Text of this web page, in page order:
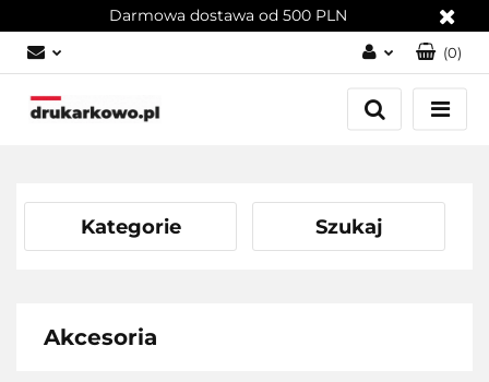
Darmowa dostawa od 500 PLN
Zaloguj się
Załóż konto
(0)
Kategorie Szukaj
Akcesoria